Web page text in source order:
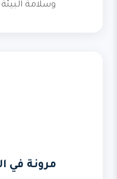
وسلامة
مرونة في